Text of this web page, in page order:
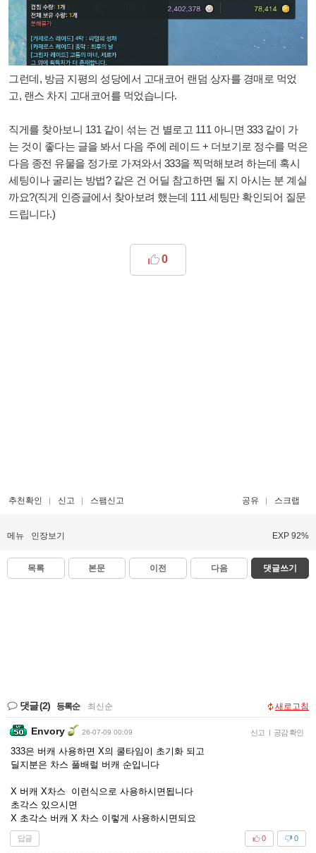
그런데, 방금 지평의 성당에서 고대코어 랜덤 상자를 경매로 먹었
고, 랜스 차지 고대코어를 먹었습니다.
직게를 찾아보니 131 같이 섞는 건 별로고 111 아니면 333 같이 가
는 것이 좋다는 글을 봐서 다음 주에 레이드 + 더보기로 정수를 먹은
다음 종전 유물을 정가로 가져와서 333을 찍먹해보려 하는데 혹시
세팅이나 굴리는 방법? 같은 건 어딜 참고하면 될 지 아시는 분 계실
까요?(직게 인증글에서 찾아보려 했는데 111 세팅만 확인되어 질문
드립니다.)
0
추천확인 신고 스팸신고 공유 스크랩
메뉴 인장보기 EXP 92%
목록 본문 이전 다음 댓글쓰기
댓글(2) 등록순 최신순 새로고침
Envory 26-07-09 00:09 신고 | 공감 확인
333은 버캐 사용하면 X의 쿨타임이 초기화 되고
딜지분은 차스 풀배럴 버캐 순입니다
X 버캐 X차스 이런식으로 사용하시면됩니다
초각스 있으시면
X 초각스 버캐 X 차스 이렇게 사용하시면되요
답글 0
0